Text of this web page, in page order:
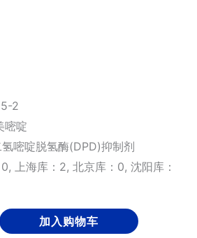
2
嘧啶
嘧啶脱氢酶(DPD)抑制剂
上海库：2, 北京库：0, 沈阳库：
加入购物车